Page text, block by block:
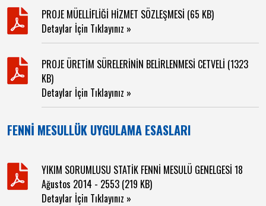
PROJE MÜELLİFLİĞİ HİZMET SÖZLEŞMESİ (65 KB)
Detaylar İçin Tıklayınız »
PROJE ÜRETİM SÜRELERİNİN BELİRLENMESİ CETVELİ (1323
KB)
Detaylar İçin Tıklayınız »
FENNİ MESULLÜK UYGULAMA ESASLARI
YIKIM SORUMLUSU STATİK FENNİ MESULÜ GENELGESİ 18
Ağustos 2014 - 2553 (219 KB)
Detaylar İçin Tıklayınız »